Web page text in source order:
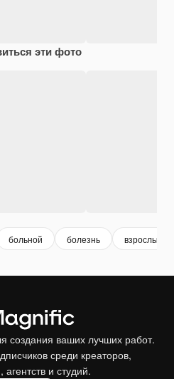
эти фото
больной болезнь взрослые
создания ваших лучших работ.
среди креаторов,
и студий.